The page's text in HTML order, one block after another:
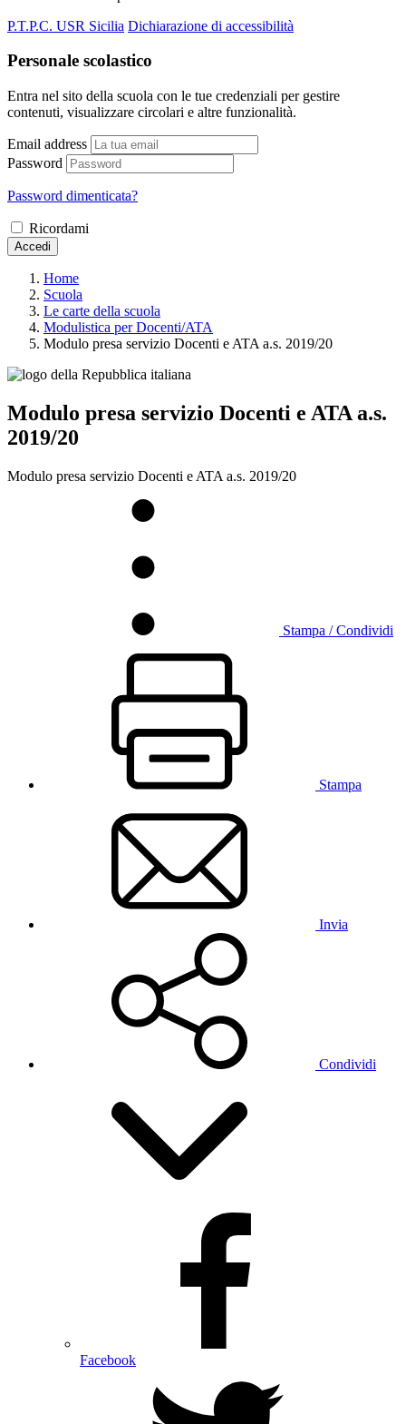
P.T.P.C. USR Sicilia Dichiarazione di accessibilità
Personale scolastico
Entra nel sito della scuola con le tue credenziali per gestire
contenuti, visualizzare circolari e altre funzionalità.
Email address
Password
Password dimenticata?
Ricordami
Accedi
Home
Scuola
Le carte della scuola
Modulistica per Docenti/ATA
Modulo presa servizio Docenti e ATA a.s. 2019/20
Modulo presa servizio Docenti e ATA a.s.
2019/20
Modulo presa servizio Docenti e ATA a.s. 2019/20
Stampa / Condividi
Stampa
Invia
Condividi
Facebook